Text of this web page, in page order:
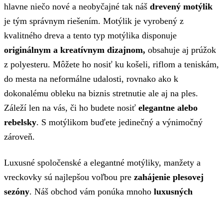
hlavne niečo nové a neobyčajné tak náš drevený motýlik
je tým správnym riešením. Motýlik je vyrobený z
kvalitného dreva a tento typ motýlika disponuje
originálnym a kreatívnym dizajnom, obsahuje aj prúžok
z polyesteru. Môžete ho nosiť ku košeli, riflom a teniskám,
do mesta na neformálne udalosti, rovnako ako k
dokonalému obleku na biznis stretnutie ale aj na ples.
Záleží len na vás, či ho budete nosiť elegantne alebo
rebelsky. S motýlikom buďete jedinečný a výnimočný
zároveň.
Luxusné spoločenské a elegantné motýliky, manžety a
vreckovky sú najlepšou voľbou pre zahájenie plesovej
sezóny. Náš obchod vám ponúka mnoho luxusných